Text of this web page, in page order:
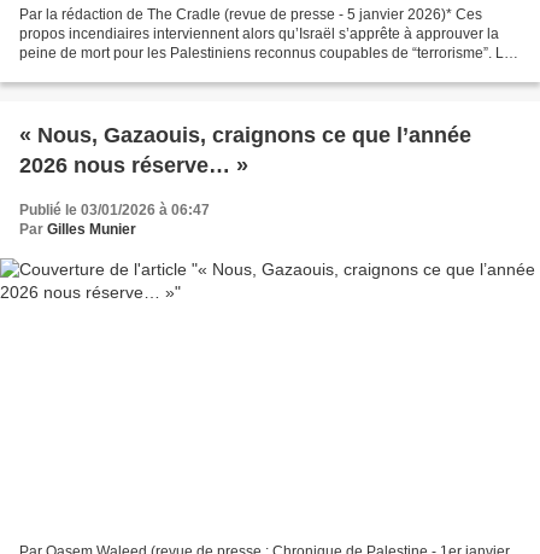
Par la rédaction de The Cradle (revue de presse - 5 janvier 2026)* Ces
propos incendiaires interviennent alors qu’Israël s’apprête à approuver la
peine de mort pour les Palestiniens reconnus coupables de “terrorisme”. Le
« Nous, Gazaouis, craignons ce que l’année
2026 nous réserve… »
Publié le 03/01/2026 à 06:47
Par Gilles Munier